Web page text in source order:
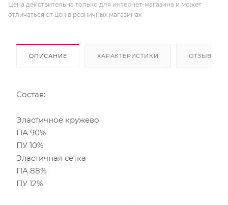
Цена действительна только для интернет-магазина и может
отличаться от цен в розничных магазинах
ОПИСАНИЕ ХАРАКТЕРИСТИКИ ОТЗЫВЫ
Состав:
Эластичное кружево
ПА 90%
ПУ 10%
Эластичная сетка
ПА 88%
ПУ 12%